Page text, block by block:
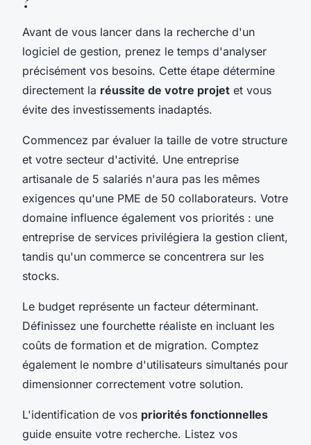
Avant de vous lancer dans la recherche d'un
logiciel de gestion, prenez le temps d'analyser
précisément vos besoins. Cette étape détermine
directement la réussite de votre projet et vous
évite des investissements inadaptés.
Commencez par évaluer la taille de votre structure
et votre secteur d'activité. Une entreprise
artisanale de 5 salariés n'aura pas les mêmes
exigences qu'une PME de 50 collaborateurs. Votre
domaine influence également vos priorités : une
entreprise de services privilégiera la gestion client,
tandis qu'un commerce se concentrera sur les
stocks.
Le budget représente un facteur déterminant.
Définissez une fourchette réaliste en incluant les
coûts de formation et de migration. Comptez
également le nombre d'utilisateurs simultanés pour
dimensionner correctement votre solution.
L'identification de vos priorités fonctionnelles
guide ensuite votre recherche. Listez vos